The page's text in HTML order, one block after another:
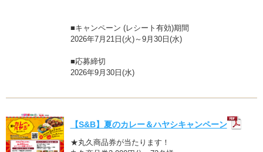
■キャンペーン (レシート有効)期間
2026年7月21日(火)～9月30日(水)
■応募締切
2026年9月30日(水)
【S&B】夏のカレー＆ハヤシキャンペーン
★丸久商品券が当たります！